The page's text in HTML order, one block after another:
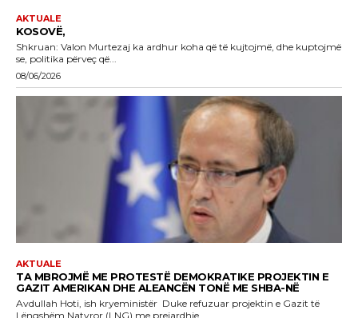
AKTUALE
KOSOVË,
Shkruan: Valon Murtezaj ka ardhur koha që të kujtojmë, dhe kuptojmë
se, politika përveç që...
08/06/2026
AKTUALE
TA MBROJMË ME PROTESTË DEMOKRATIKE PROJEKTIN E
GAZIT AMERIKAN DHE ALEANCËN TONË ME SHBA-NË
Avdullah Hoti, ish kryeministër Duke refuzuar projektin e Gazit të
Lëngshëm Natyror (LNG) me prejardhje...